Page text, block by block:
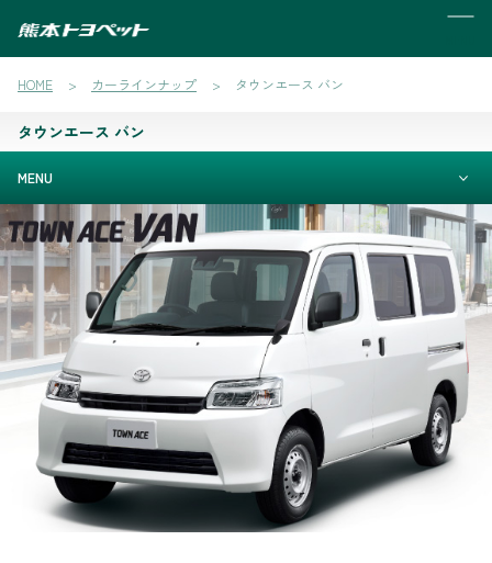
HOME カーラインナップ タウンエース バン
タウンエース バン
MENU